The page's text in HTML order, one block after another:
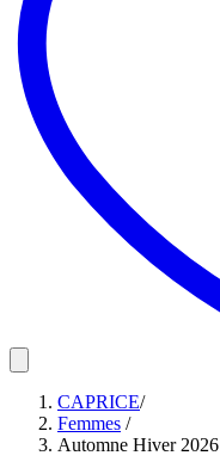
CAPRICE/
Femmes /
Automne Hiver 2026